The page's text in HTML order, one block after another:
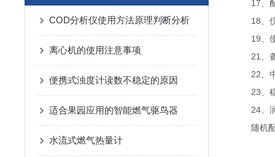
COD分析仪使用方法原理判断分析
离心机的使用注意事项
便携式浊度计读数不稳定的原因
适合果园应用的智能燃气驱鸟器
水流式燃气热量计
17、
18、
19、
21 、
22、
23、
24、
随机